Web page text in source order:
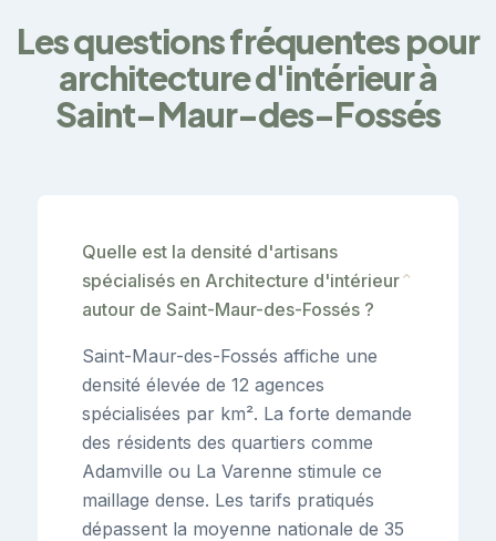
Les questions fréquentes pour
architecture d'intérieur à
Saint-Maur-des-Fossés
Quelle est la densité d'artisans
spécialisés en Architecture d'intérieur
autour de Saint-Maur-des-Fossés ?
⌄
Saint-Maur-des-Fossés affiche une
densité élevée de 12 agences
spécialisées par km². La forte demande
des résidents des quartiers comme
Adamville ou La Varenne stimule ce
maillage dense. Les tarifs pratiqués
dépassent la moyenne nationale de 35